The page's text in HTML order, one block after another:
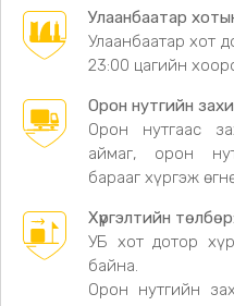
Бороо, тоос шороо,
Ашиглаагүй үед
гадуураа цүнхтэй
дагалдана
120 × 100 × 45 см
Багтаамж:540 литр
Өнгө:
Хар / Хөх саарал
Улаанбаатар
Улаанбаатар хот
23:00 цагийн
Орон нутгийн
Орон нутгаас
аймаг, орон
барааг хүргэж
Хүргэлтийн төлбөр:
УБ хот дотор
байна.
Орон нутгийн